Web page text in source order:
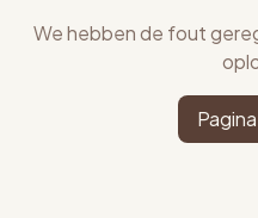
We hebben de fout